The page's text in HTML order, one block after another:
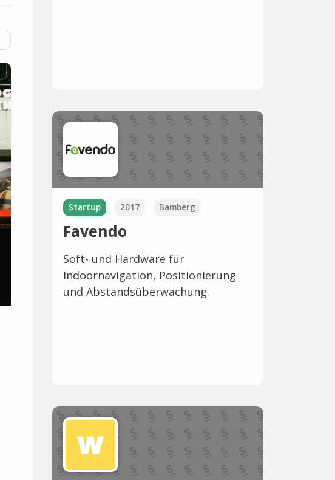
Startup 2017 Bamberg
Favendo
Soft- und Hardware für
Indoornavigation, Positionierung
und Abstandsüberwachung.